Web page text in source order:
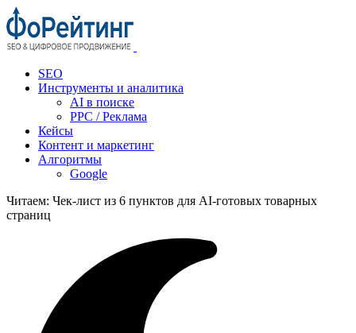
SEO
Инструменты и аналитика
AI в поиске
PPC / Реклама
Кейсы
Контент и маркетинг
Алгоритмы
Google
Читаем: Чек‑лист из 6 пунктов для AI‑готовых товарных
страниц